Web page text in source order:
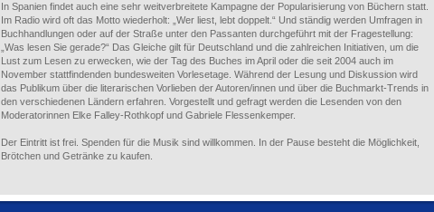
In Spanien findet auch eine sehr weitverbreitete Kampagne der Popularisierung von Büchern statt.
Im Radio wird oft das Motto wiederholt: „Wer liest, lebt doppelt.“ Und ständig werden Umfragen in
Buchhandlungen oder auf der Straße unter den Passanten durchgeführt mit der Fragestellung:
„Was lesen Sie gerade?“ Das Gleiche gilt für Deutschland und die zahlreichen Initiativen, um die
Lust zum Lesen zu erwecken, wie der Tag des Buches im April oder die seit 2004 auch im
November stattfindenden bundesweiten Vorlesetage. Während der Lesung und Diskussion wird
das Publikum über die literarischen Vorlieben der Autoren/innen und über die Buchmarkt-Trends in
den verschiedenen Ländern erfahren. Vorgestellt und gefragt werden die Lesenden von den
Moderatorinnen Elke Falley-Rothkopf und Gabriele Flessenkemper.
Der Eintritt ist frei. Spenden für die Musik sind willkommen. In der Pause besteht die Möglichkeit,
Brötchen und Getränke zu kaufen.